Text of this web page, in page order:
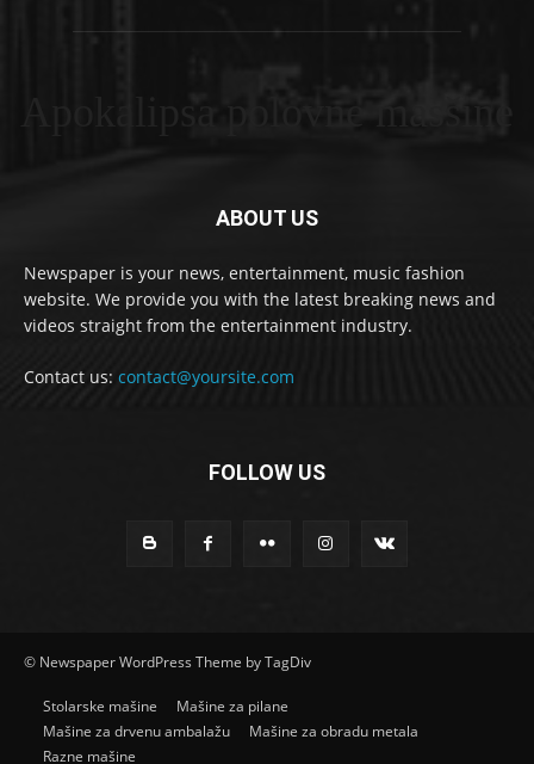
Apokalipsa polovne masšine
ABOUT US
Newspaper is your news, entertainment, music fashion
website. We provide you with the latest breaking news and
videos straight from the entertainment industry.
Contact us: contact@yoursite.com
FOLLOW US
© Newspaper WordPress Theme by TagDiv
Stolarske mašine
Mašine za pilane
Mašine za drvenu ambalažu
Mašine za obradu metala
Razne mašine